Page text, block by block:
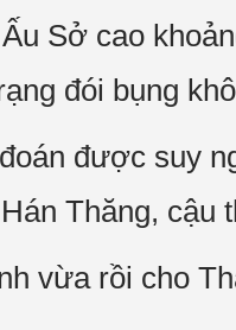
Sở cao
đói bụng
được suy
Thăng, cậu
vừa rồi cho